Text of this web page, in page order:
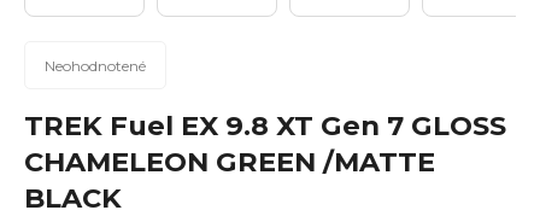
Priemerné
produktu
je
0,0
z
Neohodnotené
TREK Fuel EX 9.8 XT Gen 7 GLOSS
CHAMELEON GREEN /MATTE
BLACK
?
Hľadať